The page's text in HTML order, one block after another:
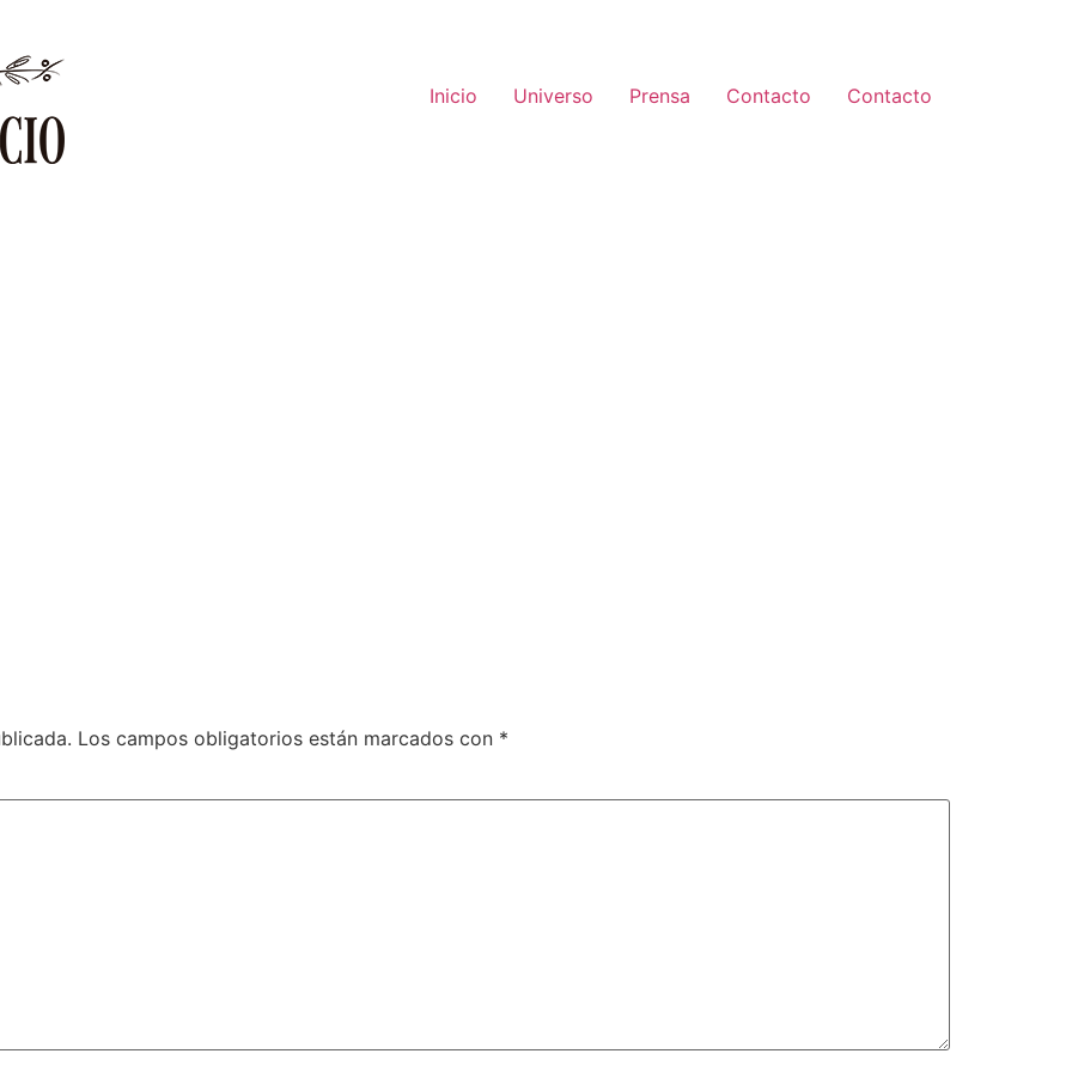
Inicio
Universo Prensa Contacto Contacto
Los campos obligatorios están marcados con *